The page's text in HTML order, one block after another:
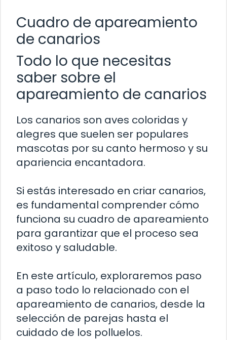
Cuadro de apareamiento
de canarios
Todo lo que necesitas
saber sobre el
apareamiento de canarios
Los canarios son aves coloridas y
alegres que suelen ser populares
mascotas por su canto hermoso y su
apariencia encantadora.
Si estás interesado en criar canarios,
es fundamental comprender cómo
funciona su cuadro de apareamiento
para garantizar que el proceso sea
exitoso y saludable.
En este artículo, exploraremos paso
a paso todo lo relacionado con el
apareamiento de canarios, desde la
selección de parejas hasta el
cuidado de los polluelos.